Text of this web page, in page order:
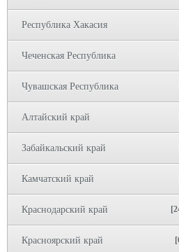
Республика Хакасия
Чеченская Республика
Чувашская Республика
Алтайский край
Забайкальский край
Камчатский край
Краснодарский край
Красноярский край